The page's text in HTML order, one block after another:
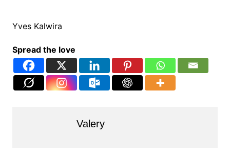
Yves Kalwira
Spread the love
Valery